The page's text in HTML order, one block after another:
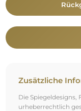
Zusätzliche
Die
urheberrechtlich